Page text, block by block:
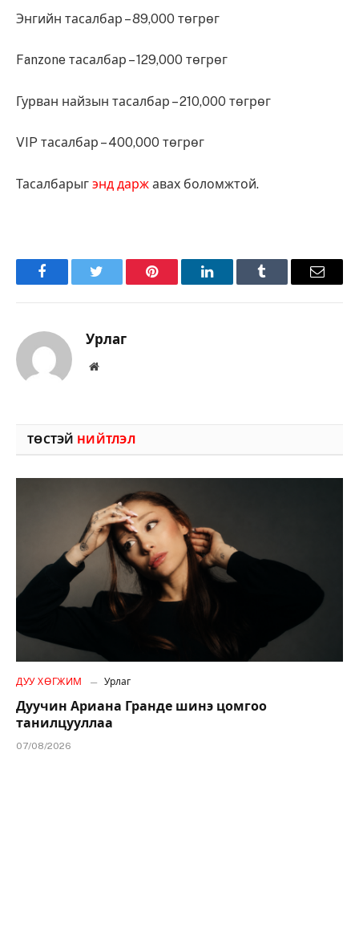
Энгийн тасалбар – 89,000 төгрөг
Fanzone тасалбар – 129,000 төгрөг
Гурван найзын тасалбар – 210,000 төгрөг
VIP тасалбар – 400,000 төгрөг
Тасалбарыг энд дарж авах боломжтой.
FacebookTwitter Pinterest LinkedInTumblr Имэйл
Урлаг
Вэбсайт
ТӨСТЭЙ НИЙТЛЭЛ
ДУУ ХӨГЖИМ Урлаг
Дуучин Ариана Гранде шинэ цомгоо
танилцууллаа
07/08/2026